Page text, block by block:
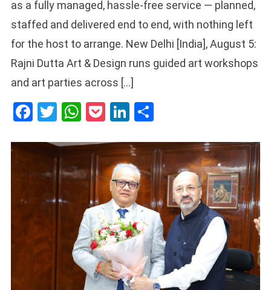
as a fully managed, hassle-free service — planned,
staffed and delivered end to end, with nothing left
for the host to arrange. New Delhi [India], August 5:
Rajni Dutta Art & Design runs guided art workshops
and art parties across […]
Facebook
Twitter
WhatsApp
PocketLinkedIn